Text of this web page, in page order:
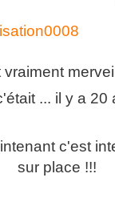
vraiment
... il y a 20
c'est
sur place !!!